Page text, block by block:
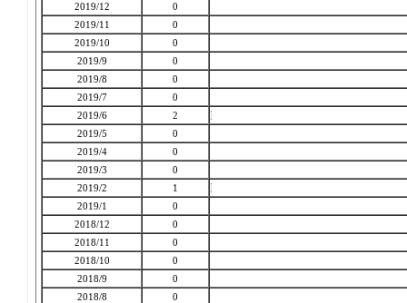
2019/12
0
2019/11
0
2019/10
0
2019/9
0
2019/8
0
2019/7
0
2019/6
2
2019/5
0
2019/4
0
2019/3
0
2019/2
1
2019/1
0
2018/12
0
2018/11
0
2018/10
0
2018/9
0
2018/8
0